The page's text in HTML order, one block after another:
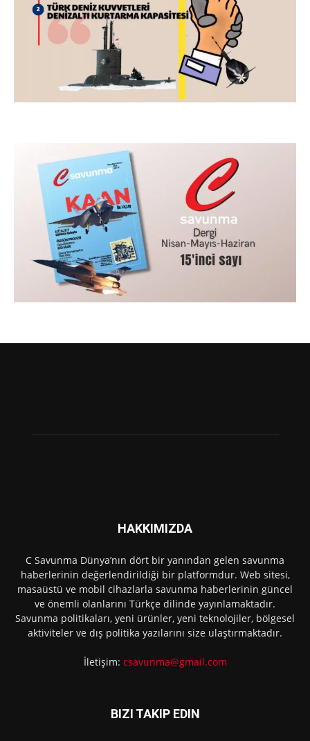
HAKKIMIZDA
C Savunma Dünya’nın dört bir yanından gelen savunma
haberlerinin değerlendirildiği bir platformdur. Web sitesi,
masaüstü ve mobil cihazlarla savunma haberlerinin güncel
ve önemli olanlarını Türkçe dilinde yayınlamaktadır.
Savunma politikaları, yeni ürünler, yeni teknolojiler, bölgesel
aktiviteler ve dış politika yazılarını size ulaştırmaktadır.
İletişim: csavunma@gmail.com
BIZI TAKIP EDIN